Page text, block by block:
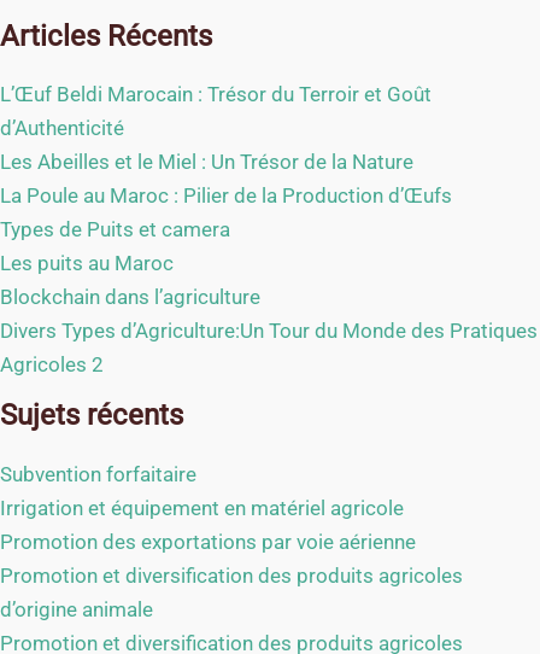
Articles Récents
L’Œuf Beldi Marocain : Trésor du Terroir et Goût
d’Authenticité
Les Abeilles et le Miel : Un Trésor de la Nature
La Poule au Maroc : Pilier de la Production d’Œufs
Types de Puits et camera
Les puits au Maroc
Blockchain dans l’agriculture
Divers Types d’Agriculture:Un Tour du Monde des Pratiques
Agricoles 2
Sujets récents
Subvention forfaitaire
Irrigation et équipement en matériel agricole
Promotion des exportations par voie aérienne
Promotion et diversification des produits agricoles
d’origine animale
Promotion et diversification des produits agricoles